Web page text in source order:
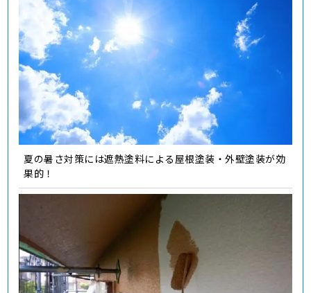
夏の暑さ対策には遮熱塗料による屋根塗装・外壁塗装が効
果的！